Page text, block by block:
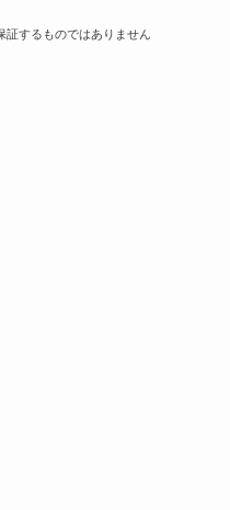
証するものではありません